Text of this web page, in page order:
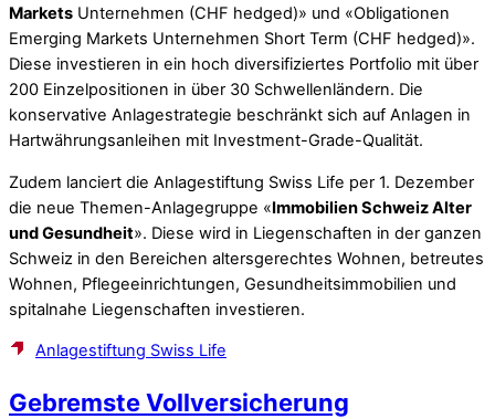
Markets Unternehmen (CHF hedged)» und «Obligationen
Emerging Markets Unternehmen Short Term (CHF hedged)».
Diese investieren in ein hoch diversifiziertes Portfolio mit über
200 Einzelpositionen in über 30 Schwellenländern. Die
konservative Anlagestrategie beschränkt sich auf Anlagen in
Hartwährungsanleihen mit Investment-Grade-Qualität.
Zudem lanciert die Anlagestiftung Swiss Life per 1. Dezember
die neue Themen-Anlagegruppe «Immobilien Schweiz Alter
und Gesundheit». Diese wird in Liegenschaften in der ganzen
Schweiz in den Bereichen altersgerechtes Wohnen, betreutes
Wohnen, Pflegeeinrichtungen, Gesundheitsimmobilien und
spitalnahe Liegenschaften investieren.
Anlagestiftung Swiss Life
Gebremste Vollversicherung